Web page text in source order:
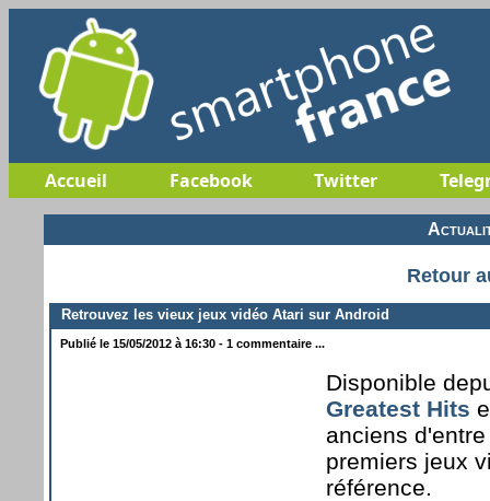
Accueil Facebook Twitter
Retour
Retrouvez les vieux jeux vidéo Atari sur Android
Publié le 15/05/2012 à 16:30 - 1 commentaire ...
Disponible
Greatest Hits
anciens
premiers jeux
référence.